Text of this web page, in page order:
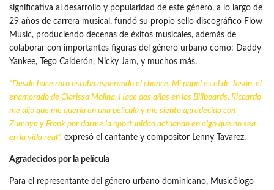
significativa al desarrollo y popularidad de este género, a lo largo de
29 años de carrera musical, fundó su propio sello discográfico Flow
Music, produciendo decenas de éxitos musicales, además de
colaborar con importantes figuras del género urbano como: Daddy
Yankee, Tego Calderón, Nicky Jam, y muchos más.
“Desde hace rato estaba esperando el chance. Mi papel es el de Jason, el
enamorado de Clarissa Molina. Hace dos años en los Billboards, Riccardo
me dijo que me quería en una película y me siento agradecido con
Zumaya y Frank por darme la oportunidad actuando en algo que no sea
en la vida real”, expresó el cantante y compositor Lenny Tavarez.
Agradecidos por la película
Para el representante del género urbano dominicano, Musicólogo